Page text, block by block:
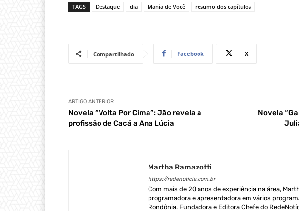
TAGS Destaque dia Mania de Você resumo dos capítulos
Compartilhado Facebook X
ARTIGO ANTERIOR
Novela “Volta Por Cima”: Jão revela a
profissão de Cacá a Ana Lúcia
Novela
Martha Ramazotti
https://redenoticia.com.br
Com mais de 20 anos de experiência na área,
programadora e apresentadora em vários
Rondônia. Fundadora e Editora Chefe do